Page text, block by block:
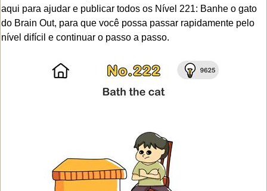
aqui para ajudar e publicar todos os Nível 221: Banhe o gato
do Brain Out, para que você possa passar rapidamente pelo
nível difícil e continuar o passo a passo.